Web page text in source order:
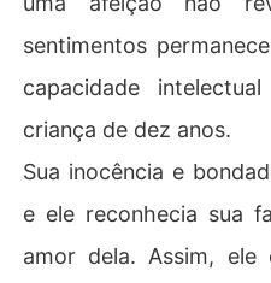
sentimentos
capacidade
criança de dez anos.
Sua inocência e
e ele reconhecia sua
amor dela. Assim, ele